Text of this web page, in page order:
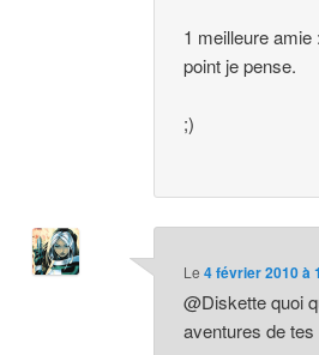
1 meilleure
point je pense.
;)
Le4 février 2010 à
@Diskette quoi
aventures de